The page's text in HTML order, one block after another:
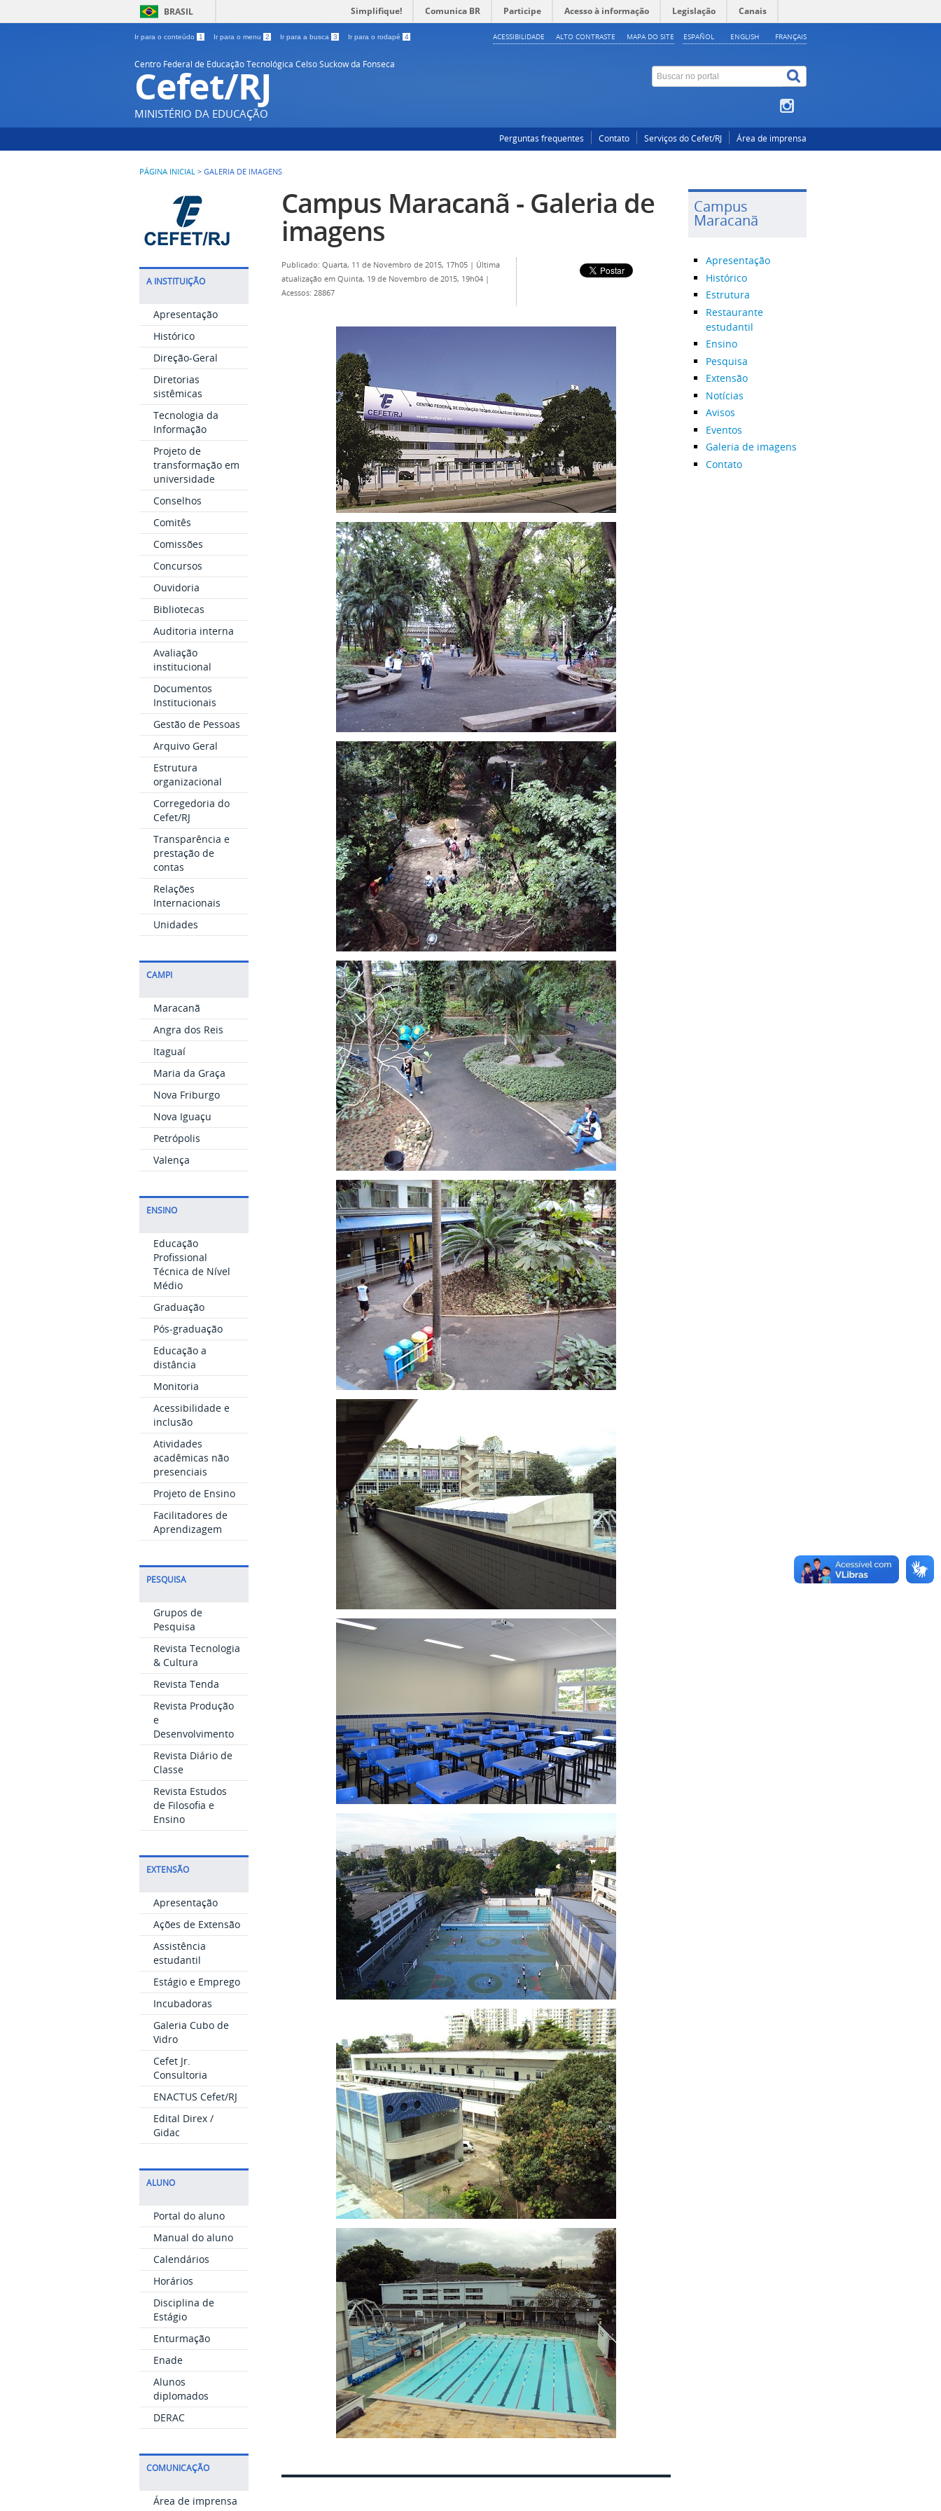
BRASIL Simplifique! Comunica BR Participe Acesso à informação Legislação Canais
Ir para o conteúdo 1 Ir para o menu 2 Ir para a busca 3 Ir para o rodapé 4 ESPAÑOL ENGLISH FRANÇAIS
ACESSIBILIDADE ALTO CONTRASTE MAPA DO SITE
Centro Federal de Educação Tecnológica Celso Suckow da Fonseca
Cefet/RJ
MINISTÉRIO DA EDUCAÇÃO
Perguntas frequentes Contato Serviços do Cefet/RJ Área de imprensa
PÁGINA INICIAL > GALERIA DE IMAGENS
A INSTITUIÇÃO
Apresentação
Histórico
Direção-Geral
Diretorias
sistêmicas
Tecnologia da
Informação
Projeto de
transformação em
universidade
Conselhos
Comitês
Comissões
Concursos
Ouvidoria
Bibliotecas
Auditoria interna
Avaliação
institucional
Documentos
Institucionais
Gestão de Pessoas
Arquivo Geral
Estrutura
organizacional
Corregedoria do
Cefet/RJ
Transparência e
prestação de
contas
Relações
Internacionais
Unidades
CAMPI
Maracanã
Angra dos Reis
Itaguaí
Maria da Graça
Nova Friburgo
Nova Iguaçu
Petrópolis
Valença
ENSINO
Educação
Profissional
Técnica de Nível
Médio
Graduação
Pós-graduação
Educação a
distância
Monitoria
Acessibilidade e
inclusão
Atividades
acadêmicas não
presenciais
Projeto de Ensino
Facilitadores de
Aprendizagem
PESQUISA
Grupos de
Pesquisa
Revista Tecnologia
& Cultura
Revista Tenda
Revista Produção
e
Desenvolvimento
Revista Diário de
Classe
Revista Estudos
de Filosofia e
Ensino
EXTENSÃO
Apresentação
Ações de Extensão
Assistência
estudantil
Estágio e Emprego
Incubadoras
Galeria Cubo de
Vidro
Cefet Jr.
Consultoria
ENACTUS Cefet/RJ
Edital Direx /
Gidac
ALUNO
Portal do aluno
Manual do aluno
Calendários
Horários
Disciplina de
Estágio
Enturmação
Enade
Alunos
diplomados
DERAC
COMUNICAÇÃO
Área de imprensa
Campus Maracanã - Galeria de
imagens
Publicado: Quarta, 11 de Novembro de 2015, 17h05 | Última
atualização em Quinta, 19 de Novembro de 2015, 19h04 |
Acessos: 28867
Campus
Maracanã
Apresentação
Histórico
Estrutura
Restaurante
estudantil
Ensino
Pesquisa
Extensão
Notícias
Avisos
Eventos
Galeria de imagens
Contato